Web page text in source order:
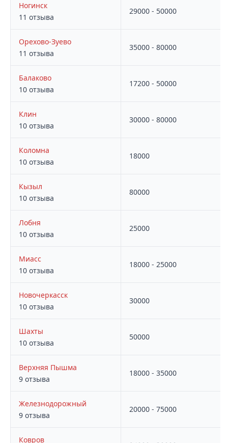
Ногинск
11 отзыва
29000 - 50000
Орехово-Зуево
11 отзыва
35000 - 80000
Балаково
10 отзыва
17200 - 50000
Клин
10 отзыва
30000 - 80000
Коломна
10 отзыва
18000
Кызыл
10 отзыва
80000
Лобня
10 отзыва
25000
Миасс
10 отзыва
18000 - 25000
Новочеркасск
10 отзыва
30000
Шахты
10 отзыва
50000
Верхняя Пышма
9 отзыва
18000 - 35000
Железнодорожный
9 отзыва
20000 - 75000
Ковров